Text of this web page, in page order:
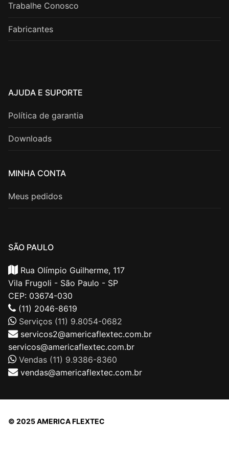
Trabalhe Conosco
Fabricantes
AJUDA E SUPORTE
Política de garantia
Downloads
MINHA CONTA
Meus pedidos
SÃO PAULO
Rua Olímpio Guilherme, 117
Vila Frugoli - São Paulo - SP
CEP: 03674-030
(11) 2046-8619
Serviços (11) 9.8054-0682
servicos2@americaflextec.com.br
servicos@americaflextec.com.br
Vendas (11) 9.9386-8360
vendas@americaflextec.com.br
© 2025 AMERICA FLEXTEC